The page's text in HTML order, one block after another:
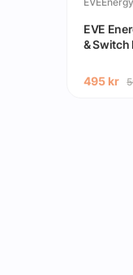
EVE
& Switch
495 kr